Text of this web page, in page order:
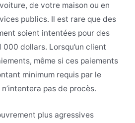
de votre maison ou en
publics. Il est rare que des
soient intentées pour des
dollars. Lorsqu’un client
même si ces paiements
minimum requis par le
pas de procès.
plus agressives